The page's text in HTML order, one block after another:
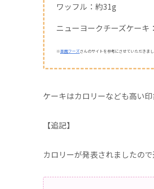
ワッフル：約31g
ニューヨークチーズケーキ
※楽園フーズさんのサイトを参考にさせていただきまし
ケーキはカロリーなども高い
【追記】
カロリーが発表されましたので